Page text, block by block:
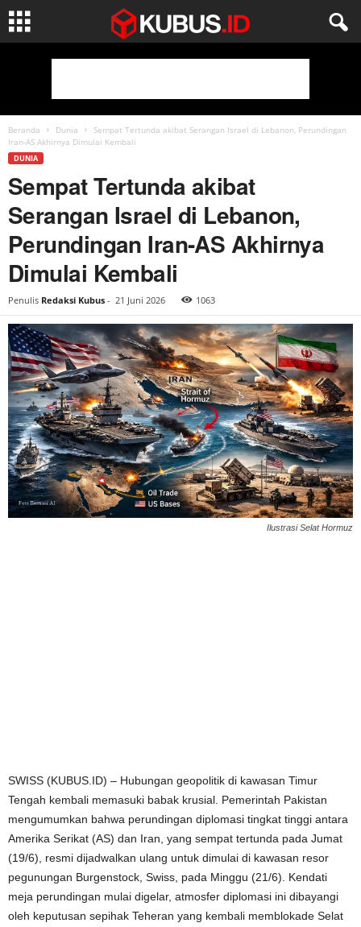
Beranda Dunia
Sempat Tertunda akibat Serangan Israel di Lebanon, Perundingan
Iran-AS Akhirnya Dimulai Kembali
DUNIA
Sempat Tertunda akibat
Serangan Israel di Lebanon,
Perundingan Iran-AS Akhirnya
Dimulai Kembali
Penulis Redaksi Kubus - 21 Juni 2026 1063
Ilustrasi Selat Hormuz
SWISS (KUBUS.ID) – Hubungan geopolitik di kawasan Timur
Tengah kembali memasuki babak krusial. Pemerintah Pakistan
mengumumkan bahwa perundingan diplomasi tingkat tinggi antara
Amerika Serikat (AS) dan Iran, yang sempat tertunda pada Jumat
(19/6), resmi dijadwalkan ulang untuk dimulai di kawasan resor
pegunungan Burgenstock, Swiss, pada Minggu (21/6). Kendati
meja perundingan mulai digelar, atmosfer diplomasi ini dibayangi
oleh keputusan sepihak Teheran yang kembali memblokade Selat